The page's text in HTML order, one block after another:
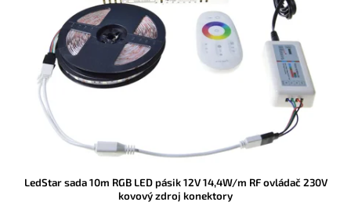
LedStar sada 10m RGB LED pásik 12V 14,4W/m RF ovládač 230V
kovový zdroj konektory